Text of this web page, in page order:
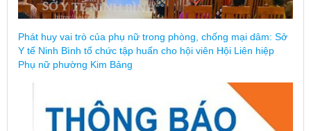
Phát huy vai trò của phụ nữ trong phòng, chống mại dâm: Sở
Y tế Ninh Bình tổ chức tập huấn cho hội viên Hội Liên hiệp
Phụ nữ phường Kim Bảng